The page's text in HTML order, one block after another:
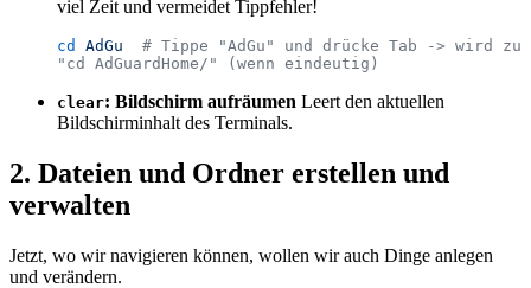
viel Zeit und vermeidet Tippfehler!
cd AdGu
  # Tippe "AdGu" und drücke Tab -> wird zu
"cd AdGuardHome/" (wenn eindeutig)
clear: Bildschirm aufräumen Leert den aktuellen
Bildschirminhalt des Terminals.
2. Dateien und Ordner erstellen und
verwalten
Jetzt, wo wir navigieren können, wollen wir auch Dinge anlegen
und verändern.